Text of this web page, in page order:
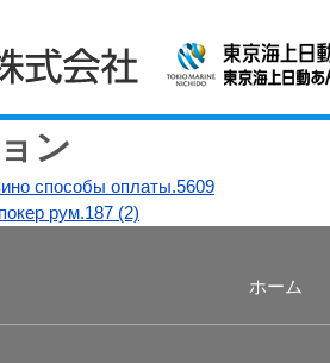
ン
способы оплаты.5609
рум.187 (2)
ホーム